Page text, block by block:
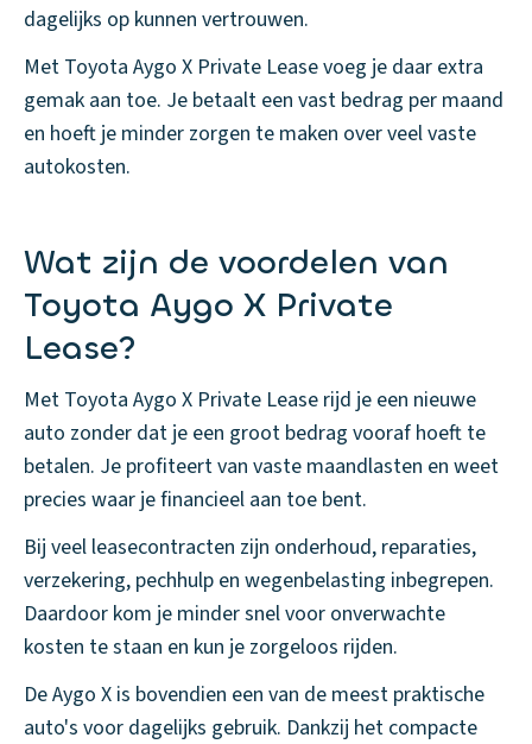
dagelijks op kunnen vertrouwen.
Met Toyota Aygo X Private Lease voeg je daar extra
gemak aan toe. Je betaalt een vast bedrag per maand
en hoeft je minder zorgen te maken over veel vaste
autokosten.
Wat zijn de voordelen van
Toyota Aygo X Private
Lease?
Met Toyota Aygo X Private Lease rijd je een nieuwe
auto zonder dat je een groot bedrag vooraf hoeft te
betalen. Je profiteert van vaste maandlasten en weet
precies waar je financieel aan toe bent.
Bij veel leasecontracten zijn onderhoud, reparaties,
verzekering, pechhulp en wegenbelasting inbegrepen.
Daardoor kom je minder snel voor onverwachte
kosten te staan en kun je zorgeloos rijden.
De Aygo X is bovendien een van de meest praktische
auto's voor dagelijks gebruik. Dankzij het compacte